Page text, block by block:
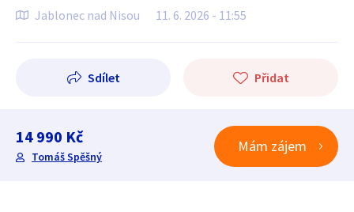
Jablonec nad Nisou 11. 6. 2026 - 11:55
Sdílet Přidat
14 990 Kč
Tomáš Spěšný
Mám zájem